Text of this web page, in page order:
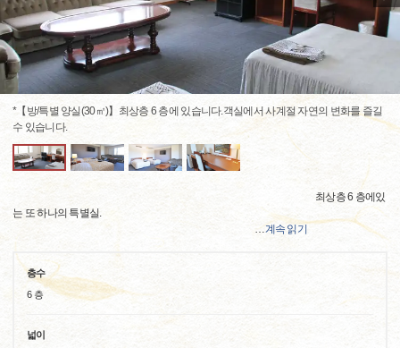
*【방/특별 양실(30㎡)】최상층 6 층에 있습니다.객실에서 사계절 자연의 변화를 즐길
수 있습니다.
최상층 6 층에있
는 또 하나의 특별실.
…계속 읽기
층수
6 층
넓이